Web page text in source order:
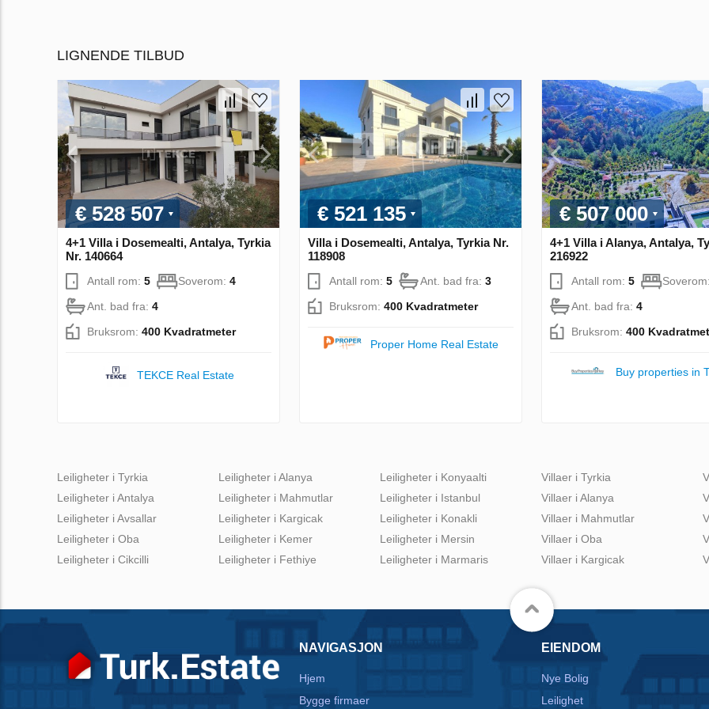
LIGNENDE TILBUD
€ 528 507
4+1 Villa i Dosemealti, Antalya, Tyrkia
Nr. 140664
Antall rom: 5 Soverom: 4
Ant. bad fra: 4
Bruksrom: 400 Kvadratmeter
TEKCE Real Estate
€ 521 135
Villa i Dosemealti, Antalya, Tyrkia Nr.
118908
Antall rom: 5 Ant. bad fra: 3
Bruksrom: 400 Kvadratmeter
Proper Home Real Estate
€ 507 000
4+1 Villa i Alanya, Antalya,
216922
Antall rom: 5
Ant. bad fra: 4
Bruksrom: 400
Buy properties in
Leiligheter i Tyrkia
Leiligheter i Antalya
Leiligheter i Avsallar
Leiligheter i Oba
Leiligheter i Cikcilli
Leiligheter i Alanya
Leiligheter i Mahmutlar
Leiligheter i Kargicak
Leiligheter i Kemer
Leiligheter i Fethiye
Leiligheter i Konyaalti
Leiligheter i Istanbul
Leiligheter i Konakli
Leiligheter i Mersin
Leiligheter i Marmaris
Villaer i Tyrkia
Villaer i Alanya
Villaer i Mahmutlar
Villaer i Oba
Villaer i Kargicak
NAVIGASJON
Hjem
Bygge firmaer
EIENDOM
Nye Bolig
Leilighet